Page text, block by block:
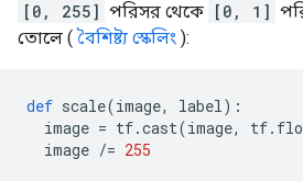
[0, 255] পরিসর থেকে [0, 1]
তোলে ( বৈশিষ্ট্য স্কেলিং ):
def scale(image, label):
image = tf.cast(image, tf.
image /= 255